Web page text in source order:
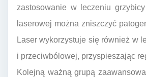
zastosowanie w leczeniu
laserowej można zniszczyć
Laser wykorzystuje się również w
i przeciwbólowej, przyspieszając
Kolejną ważną grupą